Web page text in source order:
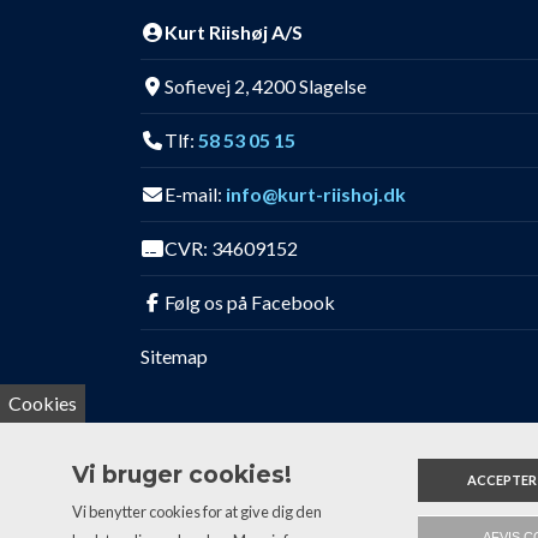
Kurt Riishøj A/S
Sofievej 2, 4200 Slagelse
Tlf: 58 53 05 15
E-mail: info@kurt-riishoj.dk
CVR: 34609152
Følg os på Facebook
Sitemap
Cookies
Vi bruger cookies!
Vi benytter cookies for at give dig den